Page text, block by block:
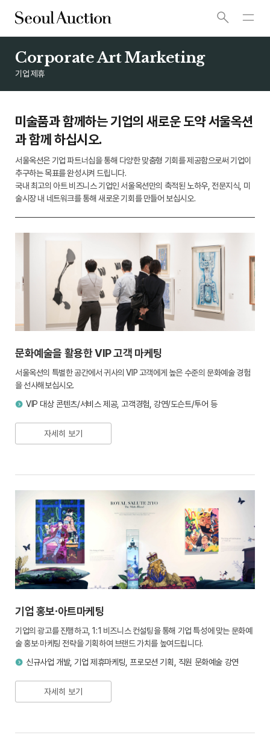
Corporate Art Marketing
기업 제휴
미술품과 함께하는 기업의 새로운 도약 서울옥션
과 함께 하십시오.
서울옥션은 기업 파트너십을 통해 다양한 맞춤형 기회를 제공함으로써 기업이
추구하는 목표를 완성시켜 드립니다.
국내 최고의 아트 비즈니스 기업인 서울옥션만의 축적된 노하우, 전문지식, 미
술시장 내 네트워크를 통해 새로운 기회를 만들어 보십시오.
문화예술을 활용한 VIP 고객 마케팅
서울옥션의 특별한 공간에서 귀사의 VIP 고객에게 높은 수준의 문화예술 경험
을 선사해보십시오.
VIP 대상 콘텐츠/서비스 제공, 고객경험, 강연/도슨트/투어 등
자세히 보기
기업 홍보∙아트마케팅
기업의 광고를 진행하고, 1:1 비즈니스 컨설팅을 통해 기업 특성에 맞는 문화예
술 홍보∙마케팅 전략을 기획하여 브랜드 가치를 높여드립니다.
신규사업 개발, 기업 제휴마케팅, 프로모션 기획, 직원 문화예술 강연
자세히 보기